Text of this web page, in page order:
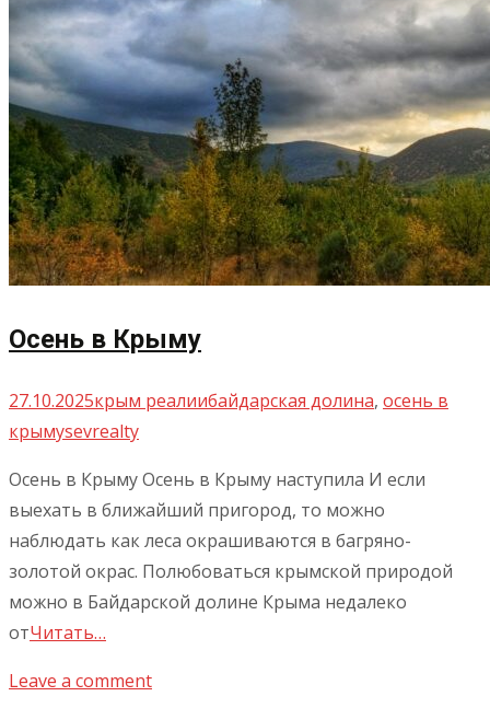
Осень в Крыму
27.10.2025крым реалиибайдарская долина, осень в
крымуsevrealty
Осень в Крыму Осень в Крыму наступила И если
выехать в ближайший пригород, то можно
наблюдать как леса окрашиваются в багряно-
золотой окрас. Полюбоваться крымской природой
можно в Байдарской долине Крыма недалеко
отЧитать…
Leave a comment